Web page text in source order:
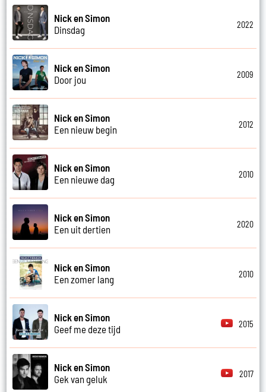
Nick en Simon
Dinsdag
2022
Nick en Simon
Door jou
2009
Nick en Simon
Een nieuw begin
2012
Nick en Simon
Een nieuwe dag
2010
Nick en Simon
Een uit dertien
2020
Nick en Simon
Een zomer lang
2010
Nick en Simon
Geef me deze tijd
2015
Nick en Simon
Gek van geluk
2017